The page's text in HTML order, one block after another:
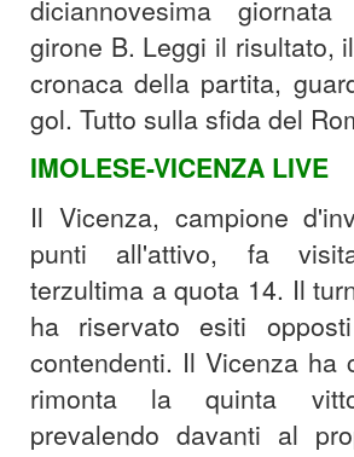
diciannovesima
girone B. Leggi il risultato,
cronaca della partita,
gol. Tutto sulla sfida del
IMOLESE-VICENZA LIVE
Il Vicenza, campione
punti all'attivo, fa
terzultima a quota 14. Il
ha riservato esiti
contendenti. Il Vicenza ha
rimonta la quinta
prevalendo davanti al